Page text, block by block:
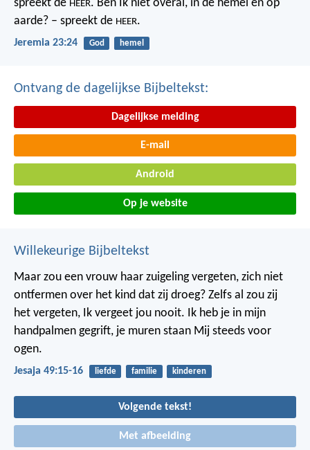
spreekt de HEER. Ben Ik niet overal, in de hemel en op
aarde? – spreekt de HEER.
Jeremia 23:24 God hemel
Ontvang de dagelijkse Bijbeltekst:
Dagelijkse melding
E-mail
Android
Op je website
Willekeurige Bijbeltekst
Maar zou een vrouw haar zuigeling vergeten, zich niet
ontfermen over het kind dat zij droeg? Zelfs al zou zij
het vergeten, Ik vergeet jou nooit. Ik heb je in mijn
handpalmen gegrift, je muren staan Mij steeds voor
ogen.
Jesaja 49:15-16 liefde familie kinderen
Volgende tekst!
Met afbeelding